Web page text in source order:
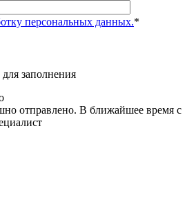
персональных данных.*
заполнения
отправлено. В ближайшее время с